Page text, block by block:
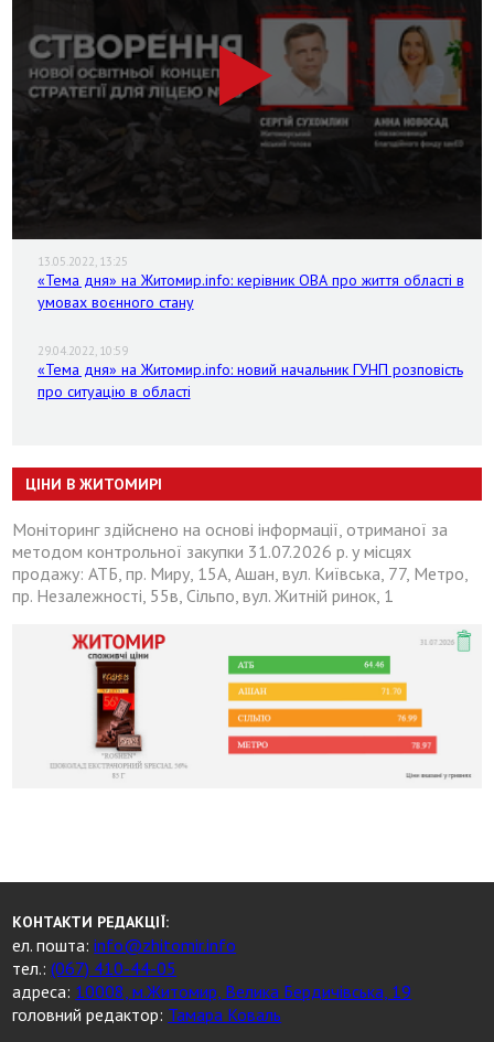
13.05.2022, 13:25
«Тема дня» на Житомир.info: керівник ОВА про життя області в
умовах воєнного стану
29.04.2022, 10:59
«Тема дня» на Житомир.info: новий начальник ГУНП розповість
про ситуацію в області
ЦІНИ В ЖИТОМИРІ
Моніторинг здійснено на основі інформації, отриманої за
методом контрольної закупки 31.07.2026 р. у місцях
продажу: АТБ, пр. Миру, 15А, Ашан, вул. Київська, 77, Метро,
пр. Незалежності, 55в, Сільпо, вул. Житній ринок, 1
КОНТАКТИ РЕДАКЦІЇ:
ел. пошта:info@zhitomir.info
тел.:(067) 410-44-05
адреса: 10008, м.Житомир, Велика Бердичівська, 19
головний редактор: Тамара Коваль